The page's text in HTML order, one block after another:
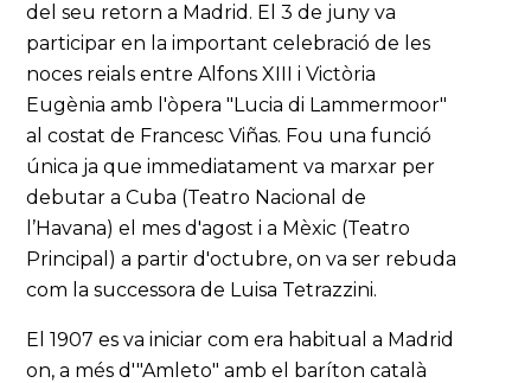
del seu retorn a Madrid. El 3 de juny va
participar en la important celebració de les
noces reials entre Alfons XIII i Victòria
Eugènia amb l'òpera "Lucia di Lammermoor"
al costat de Francesc Viñas. Fou una funció
única ja que immediatament va marxar per
debutar a Cuba (Teatro Nacional de
l’Havana) el mes d'agost i a Mèxic (Teatro
Principal) a partir d'octubre, on va ser rebuda
com la successora de Luisa Tetrazzini.
El 1907 es va iniciar com era habitual a Madrid
on, a més d'"Amleto" amb el baríton català